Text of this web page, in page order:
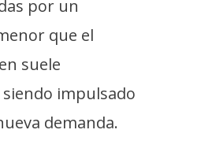
por un
que el
suele
impulsado
demanda.